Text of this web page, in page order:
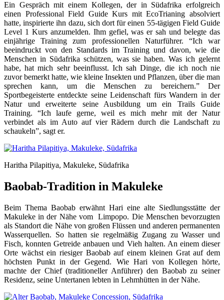
Ein Gespräch mit einem Kollegen, der in Südafrika erfolgreich
einen Professional Field Guide Kurs mit EcoTrianing absolviert
hatte, inspirierte ihn dazu, sich dort für einen 55-tägigen Field Guide
Level 1 Kurs anzumelden. Ihm gefiel, was er sah und belegte das
einjährige Training zum professionellen Naturführer. “Ich war
beeindruckt von den Standards im Training und davon, wie die
Menschen in Südafrika schützen, was sie haben. Was ich gelernt
habe, hat mich sehr beeinflusst. Ich sah Dinge, die ich noch nie
zuvor bemerkt hatte, wie kleine Insekten und Pflanzen, über die man
sprechen kann, um die Menschen zu bereichern.” Der
Sportbegeisterte entdeckte seine Leidenschaft fürs Wandern in der
Natur und erweiterte seine Ausbildung um ein Trails Guide
Training. “Ich laufe gerne, weil es mich mehr mit der Natur
verbindet als im Auto auf vier Rädern durch die Landschaft zu
schaukeln”, sagt er.
Haritha Pilapitiya, Makuleke, Südafrika
Baobab-Tradition in Makuleke
Beim Thema Baobab erwähnt Hari eine alte Siedlungsstätte der
Makuleke in der Nähe vom Limpopo. Die Menschen bevorzugten
als Standort die Nähe von großen Flüssen und anderen permanenten
Wasserquellen. So hatten sie regelmäßig Zugang zu Wasser und
Fisch, konnten Getreide anbauen und Vieh halten. An einem dieser
Orte wächst ein riesiger Baobab auf einem kleinen Grat auf dem
höchsten Punkt in der Gegend. Wie Hari von Kollegen hörte,
machte der Chief (traditioneller Anführer) den Baobab zu seiner
Residenz, seine Untertanen lebten in Lehmhütten in der Nähe.